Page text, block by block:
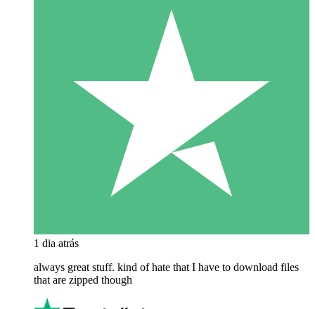
1 dia atrás
always great stuff. kind of hate that I have to download files
that are zipped though